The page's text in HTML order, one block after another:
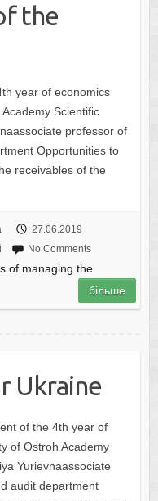
the
year of economics
Scientific
professor of
Opportunities to
receivables of the
27.06.2019
No Comments
of managing the
більше
Ukraine
of the 4th year of
of Ostroh Academy
Yurievnaassociate
audit department